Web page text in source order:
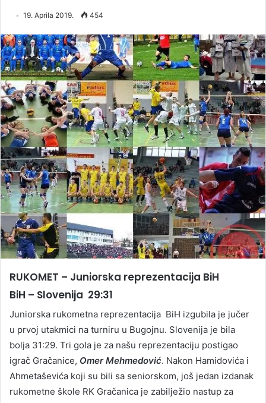
19. Aprila 2019. 454
RUKOMET – Juniorska reprezentacija BiH
BiH – Slovenija 29:31
Juniorska rukometna reprezentacija BiH izgubila je jučer
u prvoj utakmici na turniru u Bugojnu. Slovenija je bila
bolja 31:29. Tri gola je za našu reprezentaciju postigao
igrač Gračanice, Omer Mehmedović. Nakon Hamidovića i
Ahmetaševića koji su bili sa seniorskom, još jedan izdanak
rukometne škole RK Gračanica je zabilježio nastup za